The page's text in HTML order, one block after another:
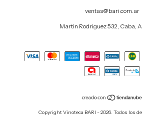
ventas@bari.com.ar
Martin Rodriguez 532, Caba,
Copyright Vinoteca BARI - 2026. Todos los